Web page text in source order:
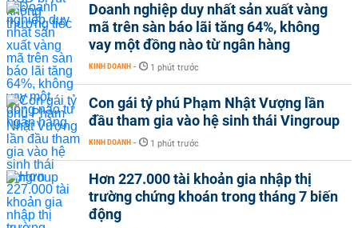
Doanh nghiệp duy nhất sản xuất vàng
mã trên sàn báo lãi tăng 64%, không
vay một đồng nào từ ngân hàng
KINH DOANH - 1 phút trước
Con gái tỷ phú Phạm Nhật Vượng lần
đầu tham gia vào hệ sinh thái Vingroup
KINH DOANH - 1 phút trước
Hơn 227.000 tài khoản gia nhập thị
trường chứng khoán trong tháng 7 biến
động